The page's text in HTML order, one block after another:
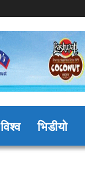
विश्व भिडीयो